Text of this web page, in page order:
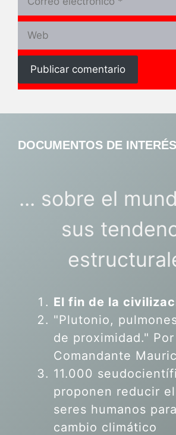
electrónico
DOCUMENTOS DE INTERÉS
... sobre el
sus
El fin de la
"Plutonio,
de proximidad."
Comandante
11.000
proponen reducir
seres humanos
cambio climático